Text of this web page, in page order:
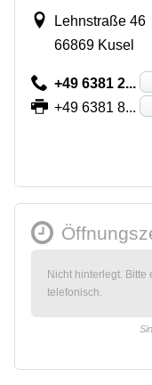
Lehnstraße 46
66869 Kusel
+49 6381 2...
+49 6381 8...
Nicht hinterlegt. Bitte
telefonisch.